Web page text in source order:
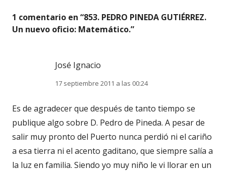
1 comentario en “853. PEDRO PINEDA GUTIÉRREZ.
Un nuevo oficio: Matemático.”
José Ignacio
17 septiembre 2011 a las 00:24
Es de agradecer que después de tanto tiempo se
publique algo sobre D. Pedro de Pineda. A pesar de
salir muy pronto del Puerto nunca perdió ni el cariño
a esa tierra ni el acento gaditano, que siempre salía a
la luz en familia. Siendo yo muy niño le vi llorar en un